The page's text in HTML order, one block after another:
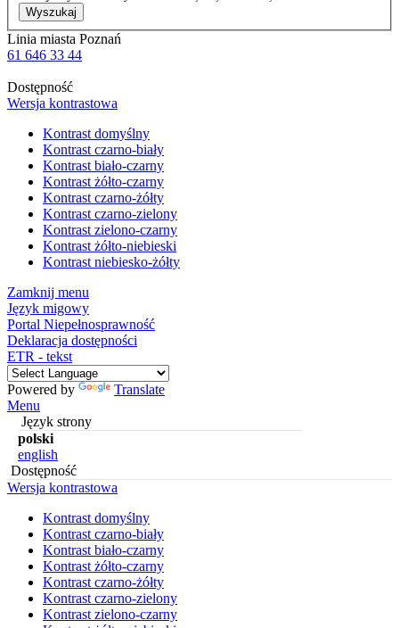
Wyszukaj
Linia miasta Poznań
61 646 33 44
Dostępność
Wersja kontrastowa
Kontrast domyślny
Kontrast czarno-biały
Kontrast biało-czarny
Kontrast żółto-czarny
Kontrast czarno-żółty
Kontrast czarno-zielony
Kontrast zielono-czarny
Kontrast żółto-niebieski
Kontrast niebiesko-żółty
Zamknij menu
Język migowy
Portal Niepełnosprawność
Deklaracja dostępności
ETR - tekst
Powered by
Translate
Menu
Język strony
polski
english
Dostępność
Wersja kontrastowa
Kontrast domyślny
Kontrast czarno-biały
Kontrast biało-czarny
Kontrast żółto-czarny
Kontrast czarno-żółty
Kontrast czarno-zielony
Kontrast zielono-czarny